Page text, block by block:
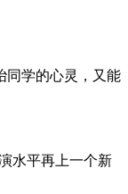
同学的心灵，又能
水平再上一个新